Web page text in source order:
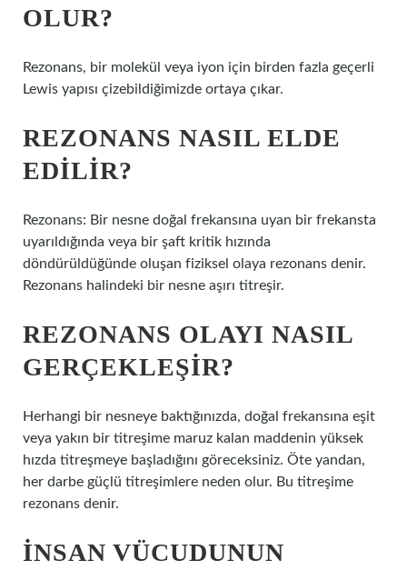
OLUR?
Rezonans, bir molekül veya iyon için birden fazla geçerli
Lewis yapısı çizebildiğimizde ortaya çıkar.
REZONANS NASIL ELDE
EDILIR?
Rezonans: Bir nesne doğal frekansına uyan bir frekansta
uyarıldığında veya bir şaft kritik hızında
döndürüldüğünde oluşan fiziksel olaya rezonans denir.
Rezonans halindeki bir nesne aşırı titreşir.
REZONANS OLAYI NASIL
GERÇEKLEŞIR?
Herhangi bir nesneye baktığınızda, doğal frekansına eşit
veya yakın bir titreşime maruz kalan maddenin yüksek
hızda titreşmeye başladığını göreceksiniz. Öte yandan,
her darbe güçlü titreşimlere neden olur. Bu titreşime
rezonans denir.
İNSAN VÜCUDUNUN